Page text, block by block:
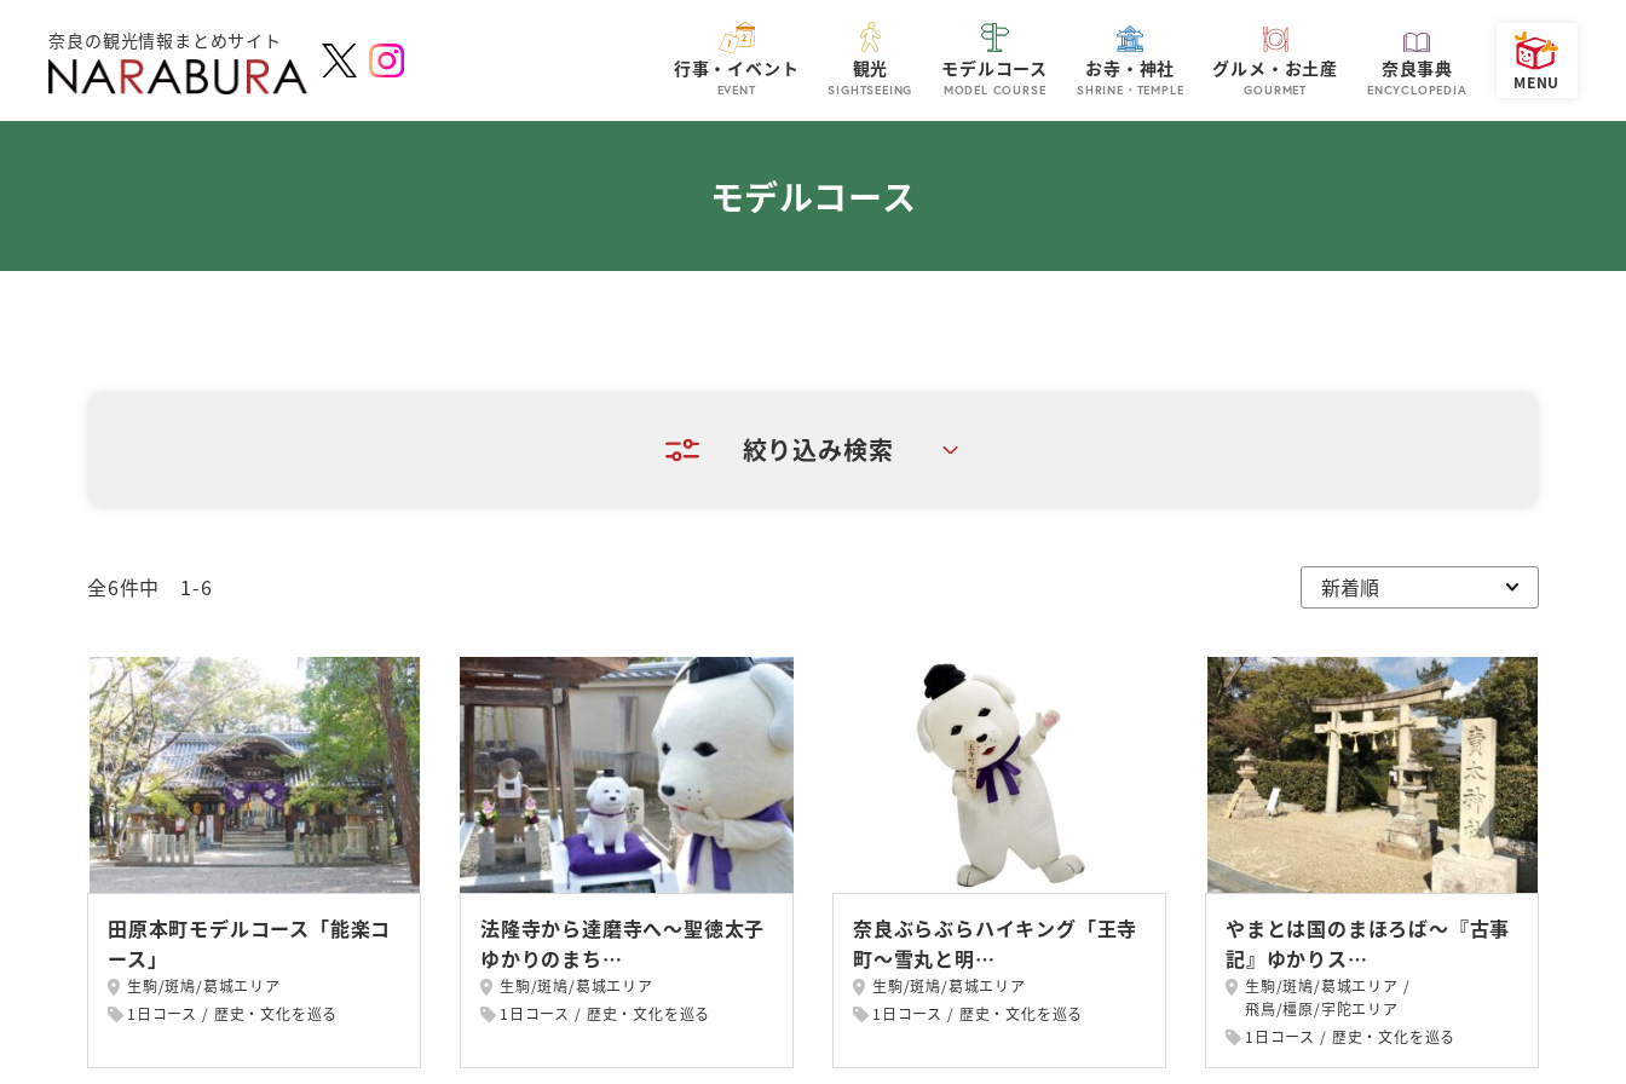
奈良の観光情報まとめサイト
行事・イベント
EVENT
観光
SIGHTSEEING
モデルコース
MODEL COURSE
お寺・神社
SHRINE・TEMPLE
グルメ・お土産
GOURMET
奈良事典
ENCYCLOPEDIA
モデルコース
絞り込み検索
全6件中 1-6
田原本町モデルコース「能楽コ
ース」
生駒/斑鳩/葛城エリア
1日コース
歴史・文化を巡る
法隆寺から達磨寺へ～聖徳太子
ゆかりのまち…
生駒/斑鳩/葛城エリア
1日コース
歴史・文化を巡る
奈良ぶらぶらハイキング「王寺
町～雪丸と明…
生駒/斑鳩/葛城エリア
1日コース
歴史・文化を巡る
やまとは国のまほろば～『古事
記』ゆかりス…
生駒/斑鳩/葛城エリア
飛鳥/橿原/宇陀エリア
1日コース
歴史・文化を巡る